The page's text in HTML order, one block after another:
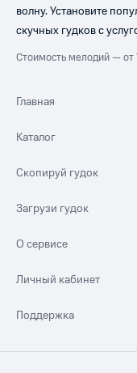
волну. Установите
скучных гудков с
Стоимость мелодий —
Главная
Каталог
Скопируй гудок
Загрузи гудок
О сервисе
Личный кабинет
Поддержка